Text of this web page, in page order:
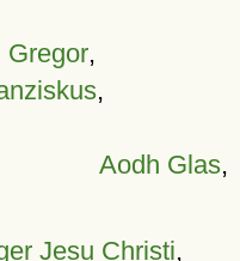
Gregor,
,
Aodh Glas,
Jesu Christi,